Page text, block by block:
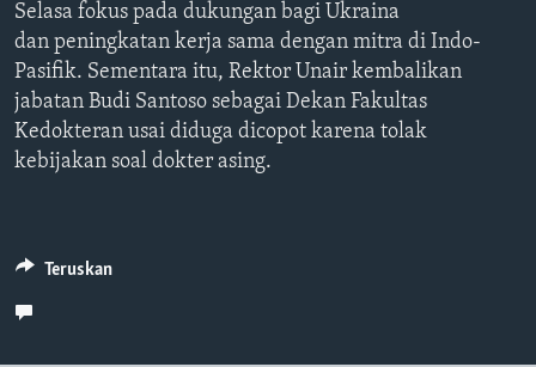
Selasa fokus pada dukungan bagi Ukraina
dan peningkatan kerja sama dengan mitra di Indo-
Pasifik. Sementara itu, Rektor Unair kembalikan
jabatan Budi Santoso sebagai Dekan Fakultas
Kedokteran usai diduga dicopot karena tolak
kebijakan soal dokter asing.
Teruskan